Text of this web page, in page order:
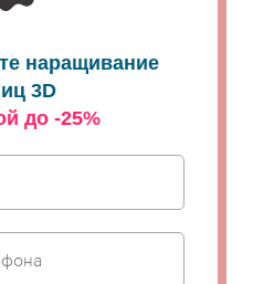
наращивание
3D
до -25%